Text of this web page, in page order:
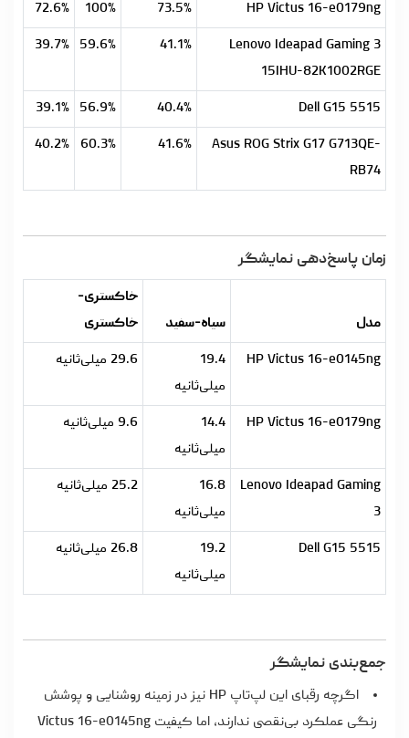
HP Victus 16-e0179ng
73.5%
100%
72.6%
Lenovo Ideapad Gaming 3
15IHU-82K1002RGE
41.1%
59.6%
39.7%
Dell G15 5515
40.4%
56.9%
39.1%
Asus ROG Strix G17 G713QE-
RB74
41.6%
60.3%
40.2%
زمان پاسخ‌دهی نمایشگر
مدل سیاه-سفید
خاکستری-
خاکستری
HP Victus 16-e0145ng
19.4
میلی‌ثانیه
29.6 میلی‌ثانیه
HP Victus 16-e0179ng
14.4
میلی‌ثانیه
9.6 میلی‌ثانیه
Lenovo Ideapad Gaming
3
16.8
میلی‌ثانیه
25.2 میلی‌ثانیه
Dell G15 5515
19.2
میلی‌ثانیه
26.8 میلی‌ثانیه
جمع‌بندی نمایشگر
اگرچه رقبای این لپ‌تاپ HP
نیز در زمینه روشنایی و پوشش
رنگی عملکرد بی‌نقصی ندارند، اما کیفیت Victus 16-e0145ng